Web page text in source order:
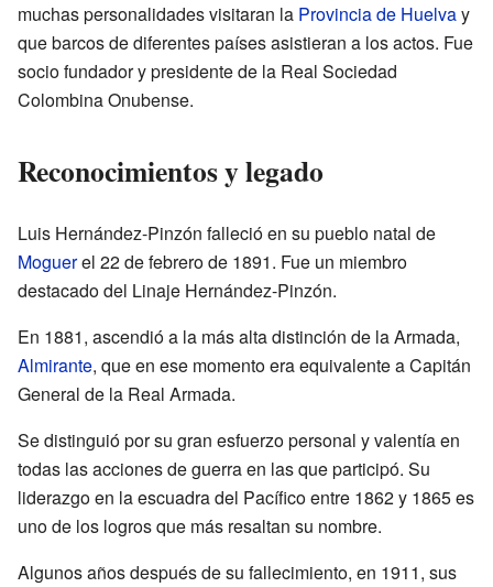
muchas personalidades visitaran la Provincia de Huelvay
que barcos de diferentes países asistieran a los actos. Fue
socio fundador y presidente de la Real Sociedad
Colombina Onubense.
Reconocimientos y legado
Luis Hernández-Pinzón falleció en su pueblo natal de
Moguerel 22 de febrero de 1891. Fue un miembro
destacado del Linaje Hernández-Pinzón.
En 1881, ascendió a la más alta distinción de la Armada,
Almirante, que en ese momento era equivalente a Capitán
General de la Real Armada.
Se distinguió por su gran esfuerzo personal y valentía en
todas las acciones de guerra en las que participó. Su
liderazgo en la escuadra del Pacífico entre 1862 y 1865 es
uno de los logros que más resaltan su nombre.
Algunos años después de su fallecimiento, en 1911, sus